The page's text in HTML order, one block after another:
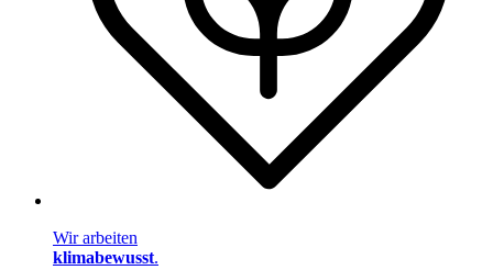
Wir arbeiten
klimabewusst.